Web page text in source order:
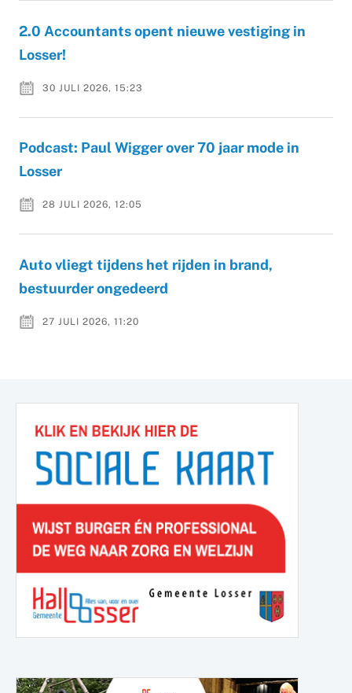
2.0 Accountants opent nieuwe vestiging in
Losser!
30 JULI 2026, 15:23
Podcast: Paul Wigger over 70 jaar mode in
Losser
28 JULI 2026, 12:05
Auto vliegt tijdens het rijden in brand,
bestuurder ongedeerd
27 JULI 2026, 11:20